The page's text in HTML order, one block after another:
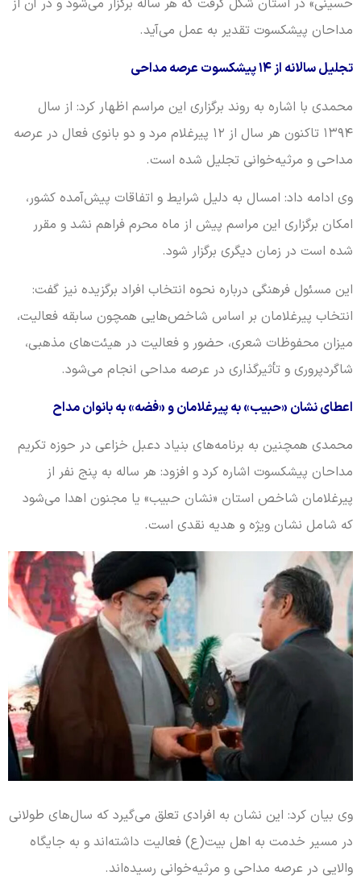
حسینی» در استان شکل گرفت که هر ساله برگزار می‌شود و در آن از
مداحان پیشکسوت تقدیر به عمل می‌آید.
تجلیل سالانه از ۱۴ پیشکسوت عرصه مداحی
محمدی با اشاره به روند برگزاری این مراسم اظهار کرد: از سال
۱۳۹۴ تاکنون هر سال از ۱۲ پیرغلام مرد و دو بانوی فعال در عرصه
مداحی و مرثیه‌خوانی تجلیل شده است.
وی ادامه داد: امسال به دلیل شرایط و اتفاقات پیش‌آمده کشور،
امکان برگزاری این مراسم پیش از ماه محرم فراهم نشد و مقرر
شده است در زمان دیگری برگزار شود.
این مسئول فرهنگی درباره نحوه انتخاب افراد برگزیده نیز گفت:
انتخاب پیرغلامان بر اساس شاخص‌هایی همچون سابقه فعالیت،
میزان محفوظات شعری، حضور و فعالیت در هیئت‌های مذهبی،
شاگردپروری و تأثیرگذاری در عرصه مداحی انجام می‌شود.
اعطای نشان «حبیب» به پیرغلامان و «فضه» به بانوان مداح
محمدی همچنین به برنامه‌های بنیاد دعبل خزاعی در حوزه تکریم
مداحان پیشکسوت اشاره کرد و افزود: هر ساله به پنج نفر از
پیرغلامان شاخص استان «نشان حبیب» یا مجنون اهدا می‌شود
که شامل نشان ویژه و هدیه نقدی است.
وی بیان کرد: این نشان به افرادی تعلق می‌گیرد که سال‌های طولانی
در مسیر خدمت به اهل بیت(ع) فعالیت داشته‌اند و به جایگاه
والایی در عرصه مداحی و مرثیه‌خوانی رسیده‌اند.